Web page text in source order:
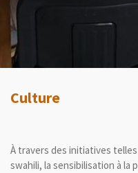
Culture
À travers des initiatives
swahili, la sensibilisation à